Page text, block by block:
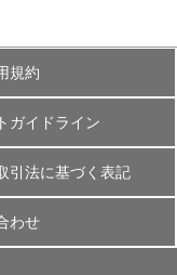
規約
ガイドライン
引法に基づく表記
わせ